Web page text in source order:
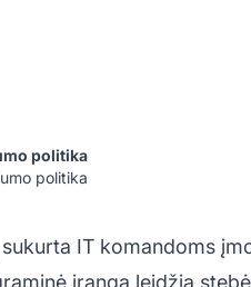
politika
politika
IT komandoms
įranga leidžia